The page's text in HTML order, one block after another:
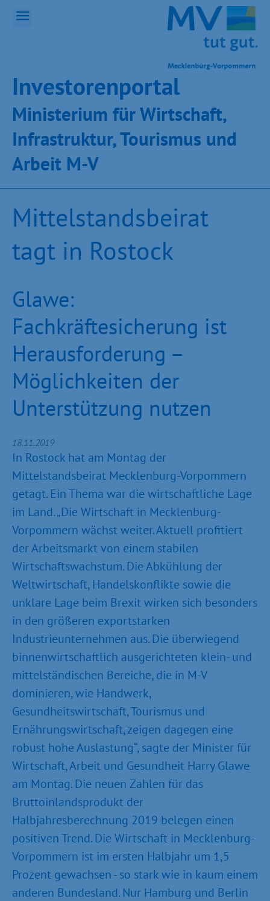
Inves­toren­por­tal
Ministeri­um für Wirt­schaft,
Infra­struk­tur, Tou­ris­mus und
Ar­beit M-V
Mittelstandsbeirat
tagt in Rostock
Glawe:
Fachkräftesicherung ist
Herausforderung –
Möglichkeiten der
Unterstützung nutzen
18.11.2019
In Rostock hat am Montag der
Mittelstandsbeirat Mecklenburg-Vorpommern
getagt. Ein Thema war die wirtschaftliche Lage
im Land. „Die Wirtschaft in Mecklenburg-
Vorpommern wächst weiter. Aktuell profitiert
der Arbeitsmarkt von einem stabilen
Wirtschaftswachstum. Die Abkühlung der
Weltwirtschaft, Handelskonflikte sowie die
unklare Lage beim Brexit wirken sich besonders
in den größeren exportstarken
Industrieunternehmen aus. Die überwiegend
binnenwirtschaftlich ausgerichteten klein- und
mittelständischen Bereiche, die in M-V
dominieren, wie Handwerk,
Gesundheitswirtschaft, Tourismus und
Ernährungswirtschaft, zeigen dagegen eine
robust hohe Auslastung“, sagte der Minister für
Wirtschaft, Arbeit und Gesundheit Harry Glawe
am Montag. Die neuen Zahlen für das
Bruttoinlandsprodukt der
Halbjahresberechnung 2019 belegen einen
positiven Trend. Die Wirtschaft in Mecklenburg-
Vorpommern ist im ersten Halbjahr um 1,5
Prozent gewachsen - so stark wie in kaum einem
anderen Bundesland. Nur Hamburg und Berlin